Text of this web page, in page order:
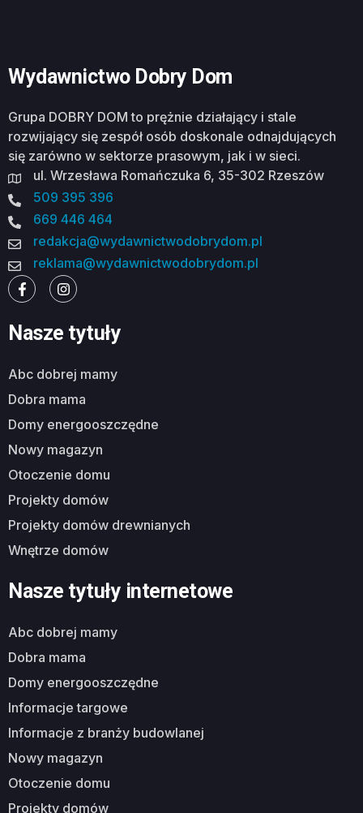
Wydawnictwo Dobry Dom
Grupa DOBRY DOM to prężnie działający i stale
rozwijający się zespół osób doskonale odnajdujących
się zarówno w sektorze prasowym, jak i w sieci.
ul. Wrzesława Romańczuka 6, 35-302 Rzeszów
509 395 396
669 446 464
redakcja@wydawnictwodobrydom.pl
reklama@wydawnictwodobrydom.pl
Nasze tytuły
abc dobrej mamy
dobra mama
domy energooszczędne
nowy magazyn
otoczenie domu
projekty domów
projekty domów drewnianych
wnętrze domów
Nasze tytuły internetowe
abc dobrej mamy
dobra mama
domy energooszczędne
informacje targowe
informacje z branży budowlanej
nowy magazyn
otoczenie domu
projekty domów